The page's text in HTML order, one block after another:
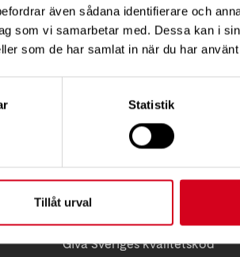
även sådana identifierare och
som vi samarbetar med. Dessa kan i
som de har samlat in när du har
Statistik
Tillåt urval
FÖRDJUPNING
Press
Tillgänglighet
Neuroförbundets
Giva Sveriges kvalitetskod